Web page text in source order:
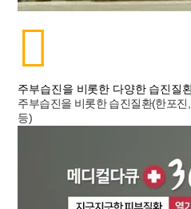
주부습진을 비롯한 다양한 습진질
주부습진을 비롯한 습진질환(한포
등)